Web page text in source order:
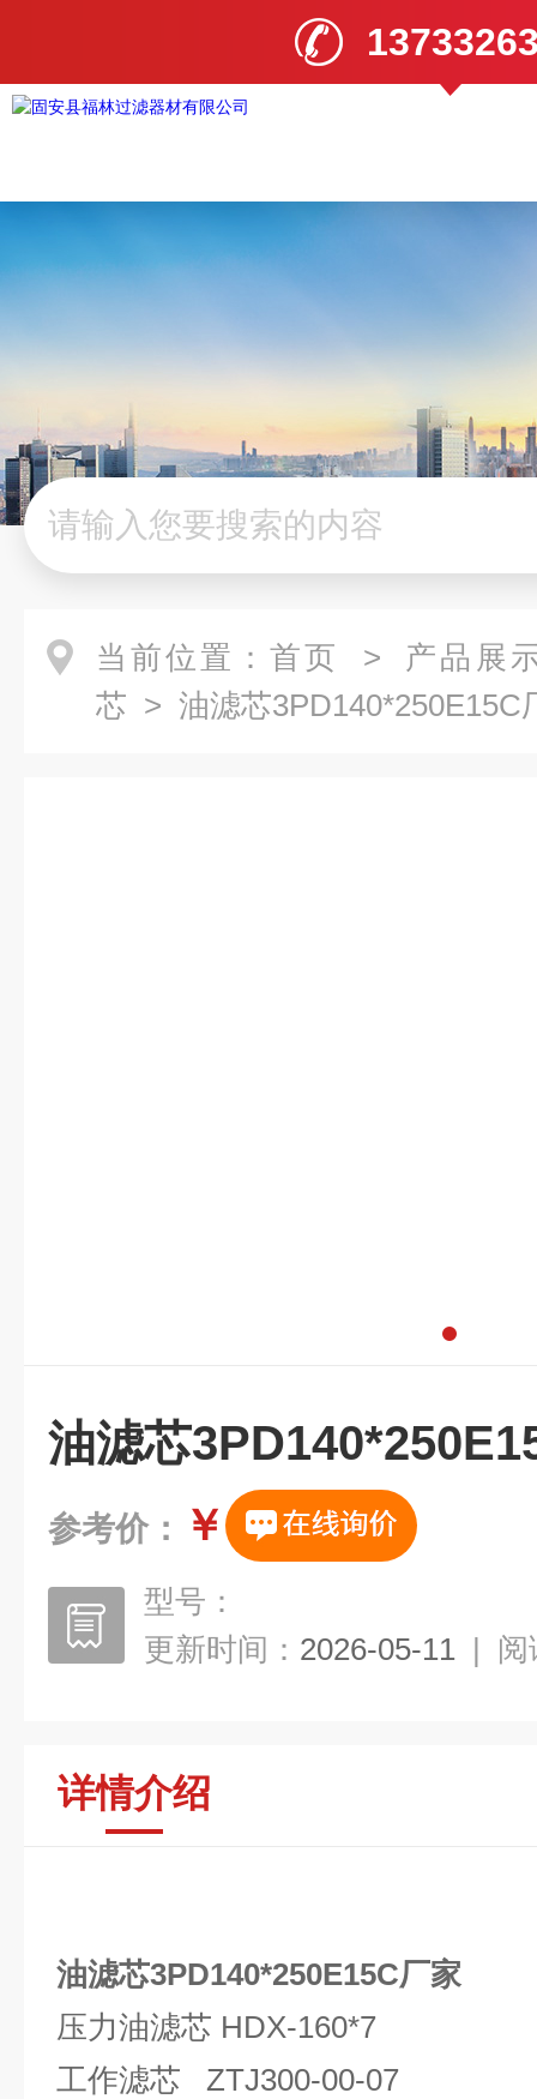
当前位置： 首页 > 产品展
芯 > 油滤芯3PD140*250E15C
油滤芯
参考价： ￥
型号：
更新时间： 2026-05-11 | 阅
详情介绍
油滤芯3PD140*250E15C厂家
压力油滤芯 HDX-160*7
工作滤芯 ZTJ300-00-07